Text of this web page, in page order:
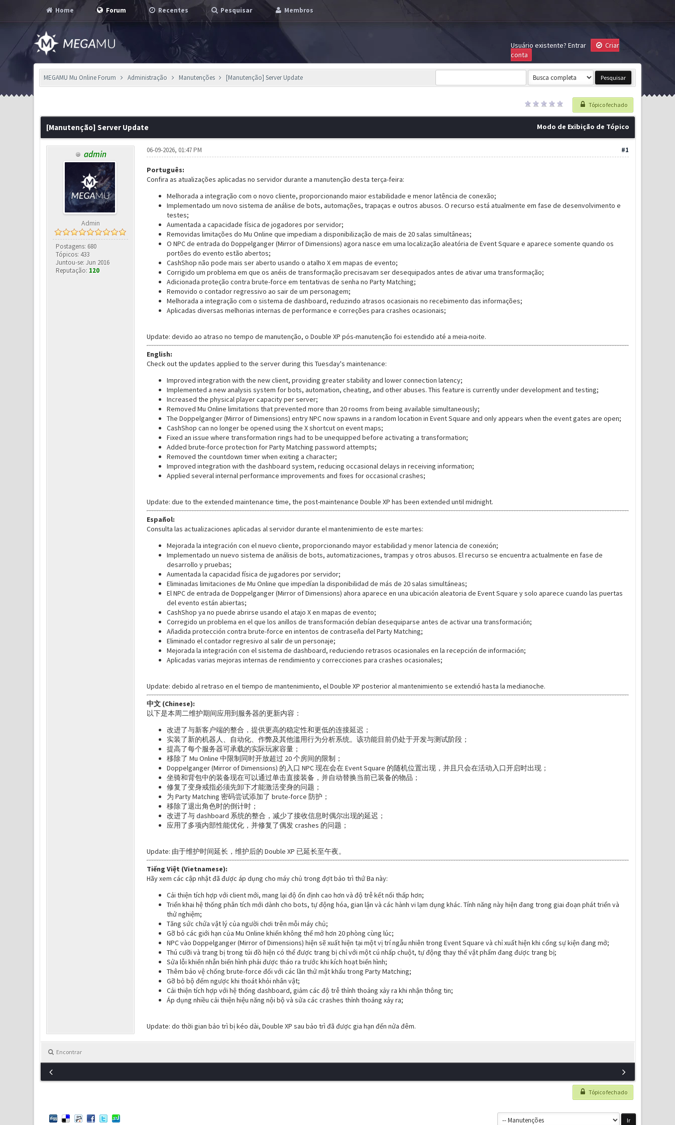
Home Forum Recentes Pesquisar Membros
Usuário existente? Entrar
Criar
conta
MEGAMU Mu Online Forum Administração Manutenções [Manutenção] Server Update
Tópico fechado
Modo de Exibição de Tópico
[Manutenção] Server Update
admin
Admin
Postagens: 680
Tópicos: 433
Juntou-se: Jun 2016
Reputação: 120
#1
06-09-2026, 01:47 PM
Português:
Confira as atualizações aplicadas no servidor durante a manutenção desta terça-feira:
Melhorada a integração com o novo cliente, proporcionando maior estabilidade e menor latência de conexão;
Implementado um novo sistema de análise de bots, automações, trapaças e outros abusos. O recurso está atualmente em fase de desenvolvimento e
testes;
Aumentada a capacidade física de jogadores por servidor;
Removidas limitações do Mu Online que impediam a disponibilização de mais de 20 salas simultâneas;
O NPC de entrada do Doppelganger (Mirror of Dimensions) agora nasce em uma localização aleatória de Event Square e aparece somente quando os
portões do evento estão abertos;
CashShop não pode mais ser aberto usando o atalho X em mapas de evento;
Corrigido um problema em que os anéis de transformação precisavam ser desequipados antes de ativar uma transformação;
Adicionada proteção contra brute-force em tentativas de senha no Party Matching;
Removido o contador regressivo ao sair de um personagem;
Melhorada a integração com o sistema de dashboard, reduzindo atrasos ocasionais no recebimento das informações;
Aplicadas diversas melhorias internas de performance e correções para crashes ocasionais;
Update: devido ao atraso no tempo de manutenção, o Double XP pós-manutenção foi estendido até a meia-noite.
English:
Check out the updates applied to the server during this Tuesday's maintenance:
Improved integration with the new client, providing greater stability and lower connection latency;
Implemented a new analysis system for bots, automation, cheating, and other abuses. This feature is currently under development and testing;
Increased the physical player capacity per server;
Removed Mu Online limitations that prevented more than 20 rooms from being available simultaneously;
The Doppelganger (Mirror of Dimensions) entry NPC now spawns in a random location in Event Square and only appears when the event gates are open;
CashShop can no longer be opened using the X shortcut on event maps;
Fixed an issue where transformation rings had to be unequipped before activating a transformation;
Added brute-force protection for Party Matching password attempts;
Removed the countdown timer when exiting a character;
Improved integration with the dashboard system, reducing occasional delays in receiving information;
Applied several internal performance improvements and fixes for occasional crashes;
Update: due to the extended maintenance time, the post-maintenance Double XP has been extended until midnight.
Español:
Consulta las actualizaciones aplicadas al servidor durante el mantenimiento de este martes:
Mejorada la integración con el nuevo cliente, proporcionando mayor estabilidad y menor latencia de conexión;
Implementado un nuevo sistema de análisis de bots, automatizaciones, trampas y otros abusos. El recurso se encuentra actualmente en fase de
desarrollo y pruebas;
Aumentada la capacidad física de jugadores por servidor;
Eliminadas limitaciones de Mu Online que impedían la disponibilidad de más de 20 salas simultáneas;
El NPC de entrada de Doppelganger (Mirror of Dimensions) ahora aparece en una ubicación aleatoria de Event Square y solo aparece cuando las puertas
del evento están abiertas;
CashShop ya no puede abrirse usando el atajo X en mapas de evento;
Corregido un problema en el que los anillos de transformación debían desequiparse antes de activar una transformación;
Añadida protección contra brute-force en intentos de contraseña del Party Matching;
Eliminado el contador regresivo al salir de un personaje;
Mejorada la integración con el sistema de dashboard, reduciendo retrasos ocasionales en la recepción de información;
Aplicadas varias mejoras internas de rendimiento y correcciones para crashes ocasionales;
Update: debido al retraso en el tiempo de mantenimiento, el Double XP posterior al mantenimiento se extendió hasta la medianoche.
中文 (Chinese):
以下是本周二维护期间应用到服务器的更新内容：
改进了与新客户端的整合，提供更高的稳定性和更低的连接延迟；
实装了新的机器人、自动化、作弊及其他滥用行为分析系统。该功能目前仍处于开发与测试阶段；
提高了每个服务器可承载的实际玩家容量；
移除了 Mu Online 中限制同时开放超过 20 个房间的限制；
Doppelganger (Mirror of Dimensions) 的入口 NPC 现在会在 Event Square 的随机位置出现，并且只会在活动入口开启时出现；
坐骑和背包中的装备现在可以通过单击直接装备，并自动替换当前已装备的物品；
修复了变身戒指必须先卸下才能激活变身的问题；
为 Party Matching 密码尝试添加了 brute-force 防护；
移除了退出角色时的倒计时；
改进了与 dashboard 系统的整合，减少了接收信息时偶尔出现的延迟；
应用了多项内部性能优化，并修复了偶发 crashes 的问题；
Update: 由于维护时间延长，维护后的 Double XP 已延长至午夜。
Tiếng Việt (Vietnamese):
Hãy xem các cập nhật đã được áp dụng cho máy chủ trong đợt bảo trì thứ Ba này:
Cải thiện tích hợp với client mới, mang lại độ ổn định cao hơn và độ trễ kết nối thấp hơn;
Triển khai hệ thống phân tích mới dành cho bots, tự động hóa, gian lận và các hành vi lạm dụng khác. Tính năng này hiện đang trong giai đoạn phát triển và
thử nghiệm;
Tăng sức chứa vật lý của người chơi trên mỗi máy chủ;
Gỡ bỏ các giới hạn của Mu Online khiến không thể mở hơn 20 phòng cùng lúc;
NPC vào Doppelganger (Mirror of Dimensions) hiện sẽ xuất hiện tại một vị trí ngẫu nhiên trong Event Square và chỉ xuất hiện khi cổng sự kiện đang mở;
Thú cưỡi và trang bị trong túi đồ hiện có thể được trang bị chỉ với một cú nhấp chuột, tự động thay thế vật phẩm đang được trang bị;
Sửa lỗi khiến nhẫn biến hình phải được tháo ra trước khi kích hoạt biến hình;
Thêm bảo vệ chống brute-force đối với các lần thử mật khẩu trong Party Matching;
Gỡ bỏ bộ đếm ngược khi thoát khỏi nhân vật;
Cải thiện tích hợp với hệ thống dashboard, giảm các độ trễ thỉnh thoảng xảy ra khi nhận thông tin;
Áp dụng nhiều cải thiện hiệu năng nội bộ và sửa các crashes thỉnh thoảng xảy ra;
Update: do thời gian bảo trì bị kéo dài, Double XP sau bảo trì đã được gia hạn đến nửa đêm.
Encontrar
Tópico fechado